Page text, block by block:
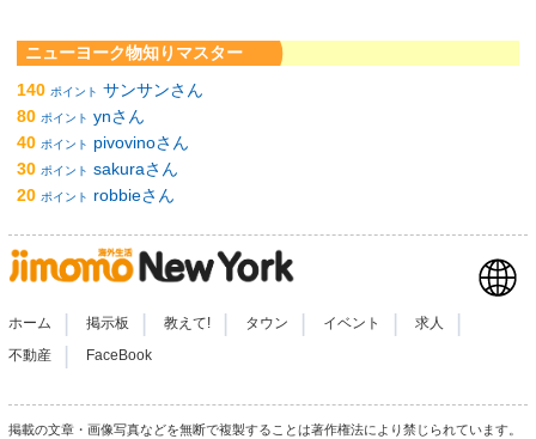
ニューヨーク物知りマスター
140 ポイント サンサンさん
80 ポイント ynさん
40 ポイント
pivovinoさん
30 ポイント sakuraさん
20 ポイント robbieさん
ホーム 掲示板 教えて! タウン イベント 求人
不動産 FaceBook
掲載の文章・画像写真などを無断で複製することは著作権法により禁じられています。